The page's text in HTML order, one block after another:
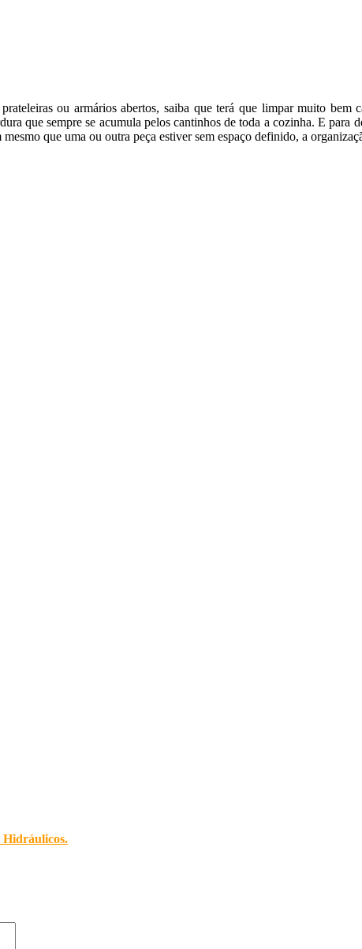
ou armários abertos, saiba que terá que limpar muito bem
que sempre se acumula pelos cantinhos de toda a cozinha. E para
que uma ou outra peça estiver sem espaço definido, a
Hidráulicos.